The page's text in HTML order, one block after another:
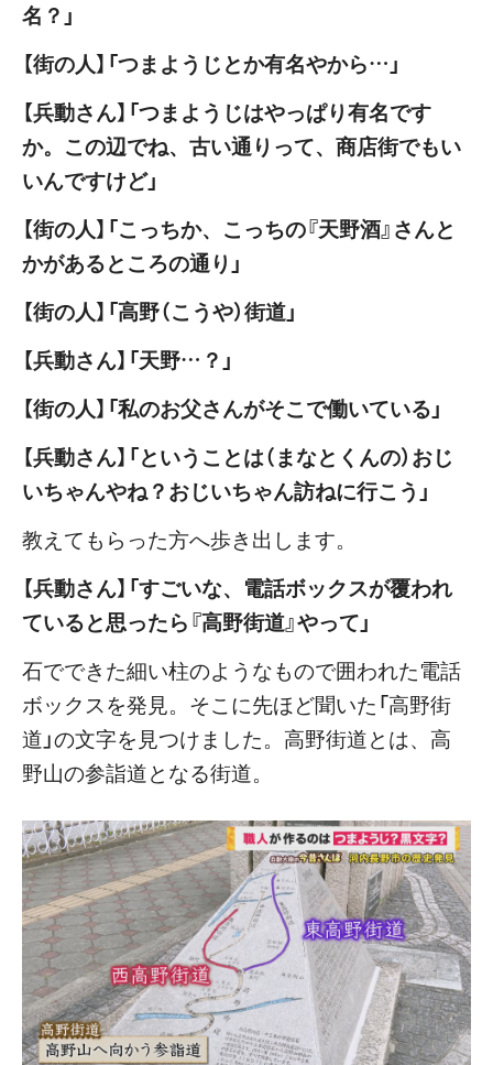
名？」
【街の人】「つまようじとか有名やから…」
【兵動さん】「つまようじはやっぱり有名です
か。この辺でね、古い通りって、商店街でもい
いんですけど」
【街の人】「こっちか、こっちの『天野酒』さんと
かがあるところの通り」
【街の人】「高野（こうや）街道」
【兵動さん】「天野…？」
【街の人】「私のお父さんがそこで働いている」
【兵動さん】「ということは（まなとくんの）おじ
いちゃんやね？おじいちゃん訪ねに行こう」
教えてもらった方へ歩き出します。
【兵動さん】「すごいな、電話ボックスが覆われ
ていると思ったら『高野街道』やって」
石でできた細い柱のようなもので囲われた電話
ボックスを発見。そこに先ほど聞いた「高野街
道」の文字を見つけました。高野街道とは、高
野山の参詣道となる街道。